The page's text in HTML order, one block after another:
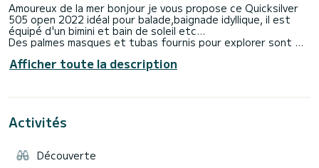
Amoureux de la mer bonjour je vous propose ce Quicksilver
505 open 2022 idéal pour balade,baignade idyllique, il est
équipé d'un bimini et bain de soleil etc...
Des palmes masques et tubas fournis pour explorer sont mis
Afficher toute la description
Activités
Découverte